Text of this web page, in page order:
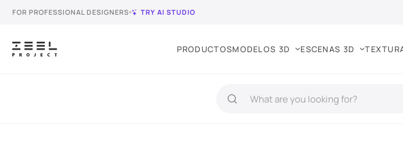
FOR PROFESSIONAL DESIGNERS TRY AI STUDIO
PRODUCTOSMODELOS 3D ESCENAS 3D